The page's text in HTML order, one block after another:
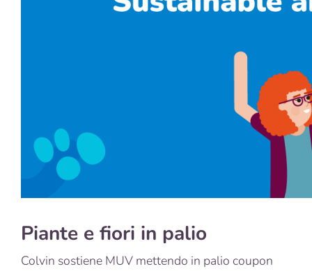
Piante e fiori in palio
Colvin sostiene MUV mettendo in palio coupon